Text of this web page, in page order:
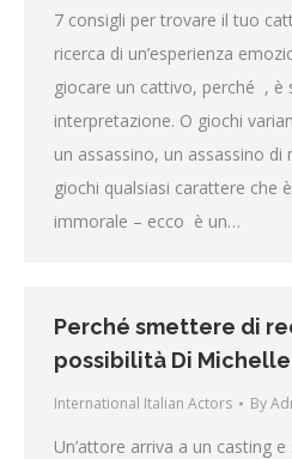
7 consigli per trovare il tuo
ricerca di un’esperienza
giocare un cattivo, perché , è
interpretazione. O giochi
un assassino, un assassino
giochi qualsiasi carattere che
immorale – ecco è un…
Perché smettere di
possibilità Di
International Italian Actors By
Un’attore arriva a un casting